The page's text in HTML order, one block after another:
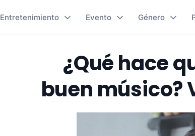
Entretenimiento Evento Género
¿Qué hace
buen músico?